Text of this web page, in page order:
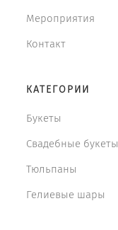
Мероприятия
Контакт
КАТЕГОРИИ
Букеты
Свадебные букеты
Тюльпаны
Гелиевые шары